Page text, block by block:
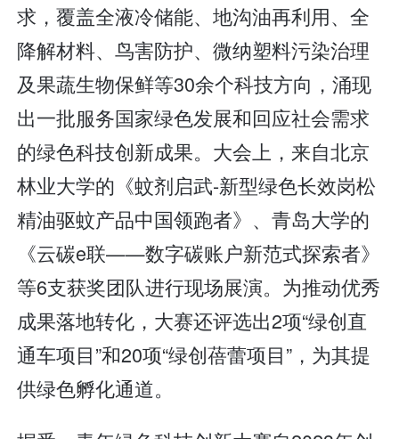
求，覆盖全液冷储能、地沟油再利用、全
降解材料、鸟害防护、微纳塑料污染治理
及果蔬生物保鲜等30余个科技方向，涌现
出一批服务国家绿色发展和回应社会需求
的绿色科技创新成果。大会上，来自北京
林业大学的《蚊剂启武-新型绿色长效岗松
精油驱蚊产品中国领跑者》、青岛大学的
《云碳e联——数字碳账户新范式探索者》
等6支获奖团队进行现场展演。为推动优秀
成果落地转化，大赛还评选出2项“绿创直
通车项目”和20项“绿创蓓蕾项目”，为其提
供绿色孵化通道。